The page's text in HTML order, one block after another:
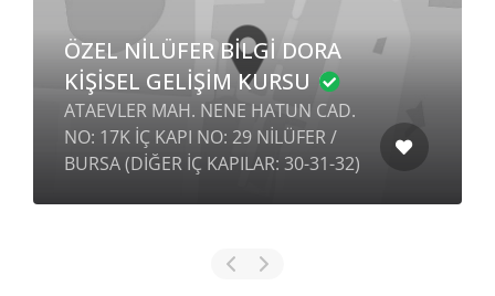
ÖZEL NİLÜFER BİLGİ DORA
KİŞİSEL GELİŞİM KURSU
ATAEVLER MAH. NENE HATUN CAD.
NO: 17K İÇ KAPI NO: 29 NİLÜFER /
BURSA (DİĞER İÇ KAPILAR: 30-31-32)